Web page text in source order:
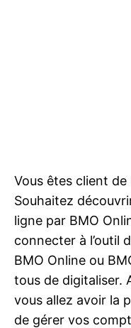
Vous êtes client
Souhaitez
ligne par BMO
connecter à l’outil
BMO Online ou
tous de digitaliser.
vous allez avoir la
de gérer vos